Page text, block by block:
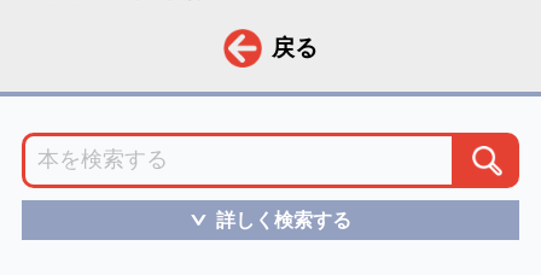
戻る
＞ 詳しく検索する